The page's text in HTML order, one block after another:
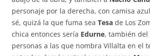
personaje por la derecha, con camisa
sé, quizá la que fuma sea Tesa de Los
chica entonces sería Edurne, también
personas a las que nombra Villalta en el